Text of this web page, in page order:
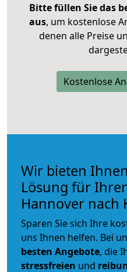
Bitte füllen Sie das
aus, um kostenlose
denen alle Preise
Kostenlose
Wir bieten
Lösung für
Hannover nach
Sparen Sie sich Ihre
uns Ihnen helfen. Bei
besten Angebote, die
stressfreien und